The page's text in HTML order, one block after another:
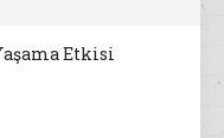
Etkisi